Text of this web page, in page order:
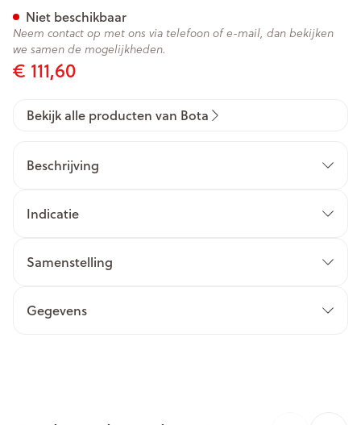
€ 111,60
Niet beschikbaar
Neem contact op met ons via telefoon of e-mail, dan bekijken
we samen de mogelijkheden.
Bekijk alle producten van Bota
Beschrijving
Indicatie
Samenstelling
Gegevens